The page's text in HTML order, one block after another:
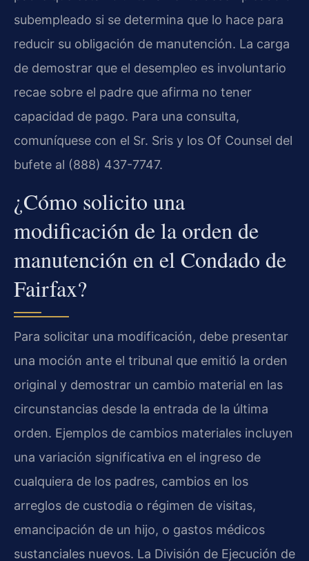
subempleado si se determina que lo hace para
reducir su obligación de manutención. La carga
de demostrar que el desempleo es involuntario
recae sobre el padre que afirma no tener
capacidad de pago. Para una consulta,
comuníquese con el Sr. Sris y los Of Counsel del
bufete al (888) 437-7747.
¿Cómo solicito una
modificación de la orden de
manutención en el Condado de
Fairfax?
Para solicitar una modificación, debe presentar
una moción ante el tribunal que emitió la orden
original y demostrar un cambio material en las
circunstancias desde la entrada de la última
orden. Ejemplos de cambios materiales incluyen
una variación significativa en el ingreso de
cualquiera de los padres, cambios en los
arreglos de custodia o régimen de visitas,
emancipación de un hijo, o gastos médicos
sustanciales nuevos. La División de Ejecución de